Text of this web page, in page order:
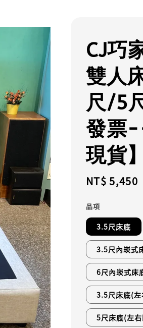
CJ巧
雙人
尺/5
發票
現貨】
Regular
NT$ 5,450
品項
3.5尺床底
3.5尺內崁式
6尺內崁式床
3.5尺床底(左
5尺床底(左